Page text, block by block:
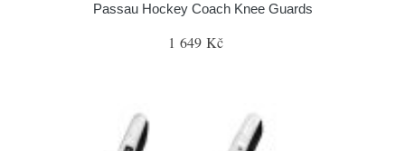
Passau Hockey Coach Knee Guards
1 649 Kč